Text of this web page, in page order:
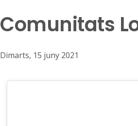
Comunitats
Dimarts, 15 juny 2021